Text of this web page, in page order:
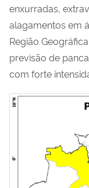
enxurradas,
alagamentos em
Região
previsão de
com forte